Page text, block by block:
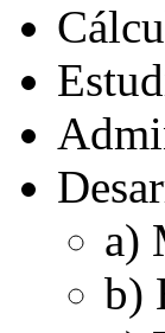
a)
b)